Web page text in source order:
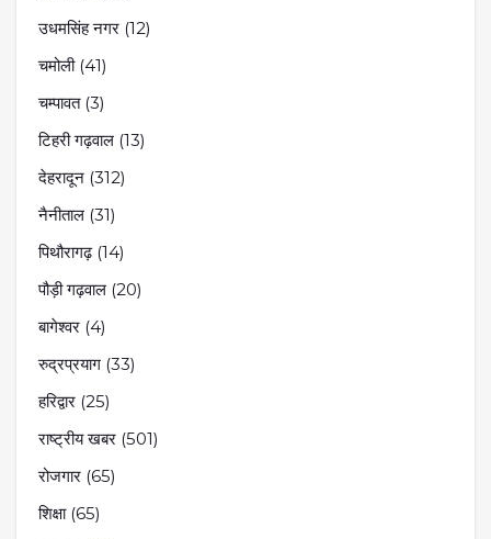
उधमसिंह नगर (12)
चमोली(41)
चम्पावत(3)
टिहरी गढ़वाल (13)
देहरादून (312)
नैनीताल (31)
पिथौरागढ़(14)
पौड़ी गढ़वाल (20)
बागेश्वर (4)
रुद्रप्रयाग (33)
हरिद्वार (25)
राष्ट्रीय खबर (501)
रोजगार (65)
शिक्षा(65)